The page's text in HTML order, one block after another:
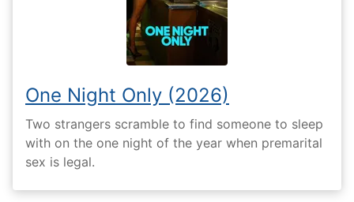
One Night Only (2026)
Two strangers scramble to find someone to sleep
with on the one night of the year when premarital
sex is legal.